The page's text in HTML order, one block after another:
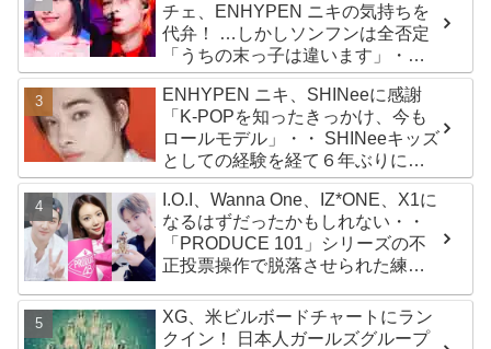
チェ、ENHYPEN ニキの気持ちを
代弁！ …しかしソンフンは全否定
「うちの末っ子は違います」・・
かわいすぎる２人の会話に爆笑
ENHYPEN ニキ、SHINeeに感謝
「K-POPを知ったきっかけ、今も
ロールモデル」・・ SHINeeキッズ
としての経験を経て６年ぶりに東
京ドームに帰還した感想は？
I.O.I、Wanna One、IZ*ONE、X1に
なるはずだったかもしれない・・
「PRODUCE 101」シリーズの不
正投票操作で脱落させられた練習
XG、米ビルボードチャートにラン
クイン！ 日本人ガールズグループ